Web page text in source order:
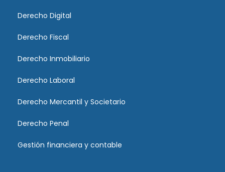
Derecho Digital
Derecho Fiscal
Derecho Inmobiliario
Derecho Laboral
Derecho Mercantil y Societario
Derecho Penal
Gestión financiera y contable